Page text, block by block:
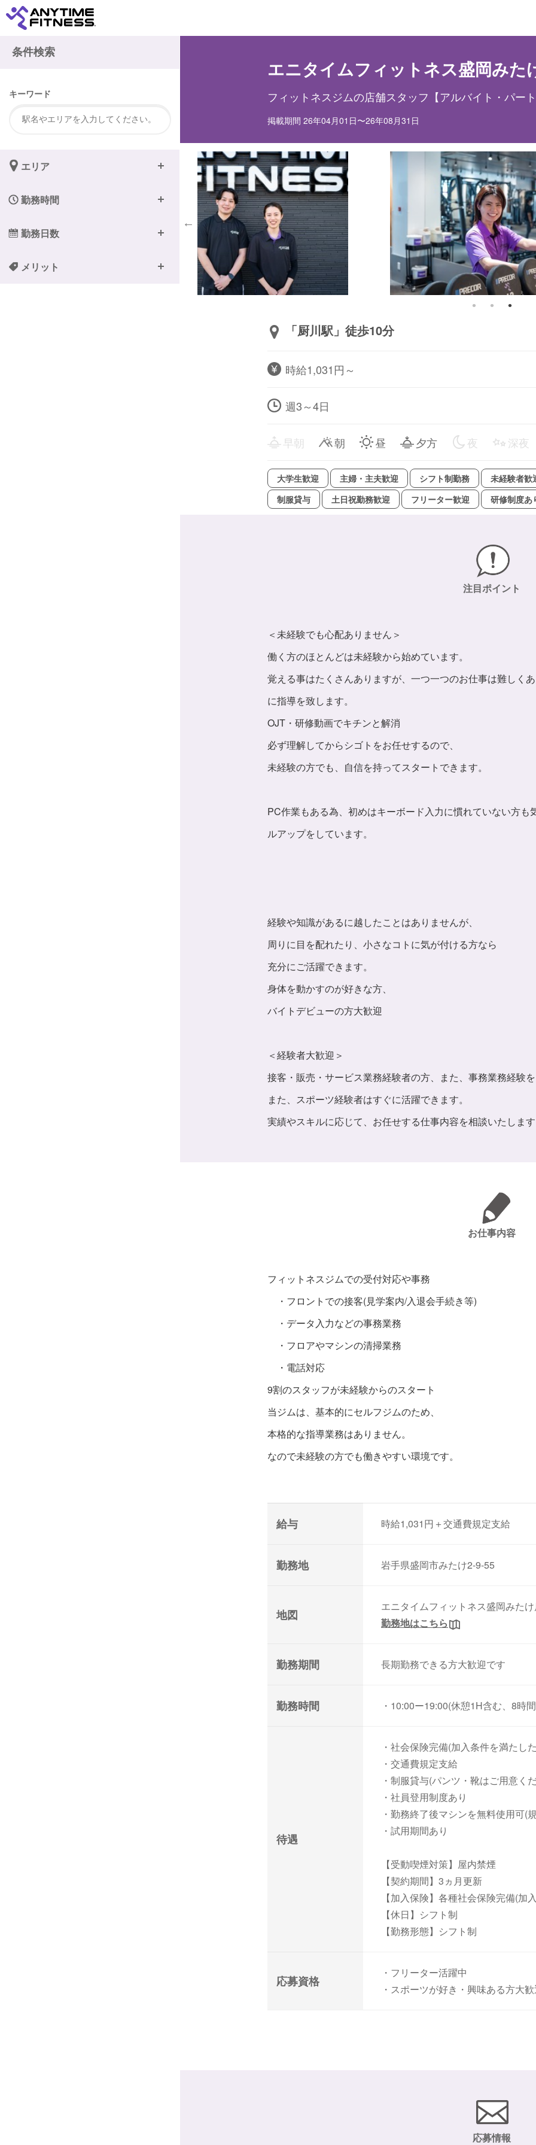
エニタイムフィットネス盛岡みた
フィットネスジムの店舗スタッフ【アルバイト・パー
掲載期間 26年04月01日〜26年08月31日
「厨川駅」徒歩10分
時給1,031円～
週3～4日
早朝 朝 昼 夕方 夜 深夜
大学生歓迎 主婦・主夫歓迎 シフト制勤務
未経験者歓
制服貸与
土日祝勤務歓迎 フリーター歓迎 研修制度あ
注目ポイント
＜未経験でも心配ありません＞
働く方のほとんどは未経験から始めています。
覚える事はたくさんありますが、一つ一つのお仕事は難しく
に指導を致します。
OJT・研修動画でキチンと解消
必ず理解してからシゴトをお任せするので、
未経験の方でも、自信を持ってスタートできます。
PC作業もある為、初めはキーボード入力に慣れていない方
ルアップをしています。
経験や知識があるに越したことはありませんが、
周りに目を配れたり、小さなコトに気が付ける方なら
充分にご活躍できます。
身体を動かすのが好きな方、
バイトデビューの方大歓迎
＜経験者大歓迎＞
接客・販売・サービス業務経験者の方、また、事務業務経験
また、スポーツ経験者はすぐに活躍できます。
実績やスキルに応じて、お任せする仕事内容を相談いたしま
お仕事内容
フィットネスジムでの受付対応や事務
・フロントでの接客(見学案内/入退会手続き等)
・データ入力などの事務業務
・フロアやマシンの清掃業務
・電話対応
9割のスタッフが未経験からのスタート
当ジムは、基本的にセルフジムのため、
本格的な指導業務はありません。
なので未経験の方でも働きやすい環境です。
給与 時給1,031円＋交通費規定支給
勤務地 岩手県盛岡市みたけ2-9-55
地図
エニタイムフィットネス盛岡みた
勤務地はこちら
勤務期間 長期勤務できる方大歓迎です
勤務時間 ・10:00ー19:00(休憩1H含む、8時
待遇
・社会保険完備(加入条件を満たし
・交通費規定支給
・制服貸与(パンツ・靴はご用意く
・社員登用制度あり
・勤務終了後マシンを無料使用可(
・試用期間あり
【受動喫煙対策】屋内禁煙
【契約期間】3ヵ月更新
【加入保険】各種社会保険完備(加
【休日】シフト制
【勤務形態】シフト制
応募資格
・フリーター活躍中
・スポーツが好き・興味ある方大
応募情報
条件検索
キーワード
エリア
勤務時間
勤務日数
メリット